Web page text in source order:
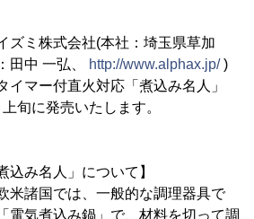
ズミ株式会社(本社：埼玉県草加
田中 一弘、
http://www.alphax.jp/)
イマー付直火対応「煮込み名人」
旬に発売いたします。
込み名人」について】
米諸国では、一般的な調理器具で
電気煮込み鍋」で、材料を切って調